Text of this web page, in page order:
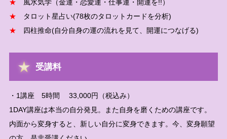
★ 風水気学（金運・恋愛運・仕事運・開運を!!）
★ タロット星占い(78枚のタロットカードを分析)
★ 四柱推命(自分自身の運の流れを見て、開運につなげる)
受講料
・1講座 5時間 33,000円（税込み）
1DAY講座は本当の自分発見。また自身を磨くための講座です。
内面から変身すると、新しい自分に変身できます。今、変身願望